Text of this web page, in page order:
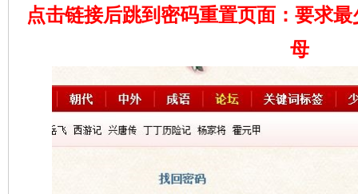
点击链接后跳到密码重置页面：要求
母